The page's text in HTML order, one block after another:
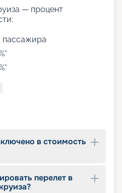
— процент
в стоимость
перелет в